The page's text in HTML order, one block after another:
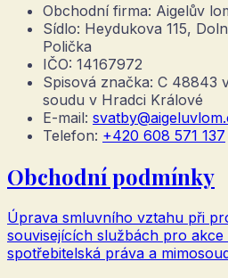
Obchodní firma: Aigelův
Sídlo: Heydukova 115,
Polička
IČO: 14167972
Spisová značka: C 48843
soudu v Hradci Králové
E-mail:
Telefon: +420 608 571 137
Obchodní podmínky
Úprava smluvního vztahu při
souvisejících službách pro
spotřebitelská práva a